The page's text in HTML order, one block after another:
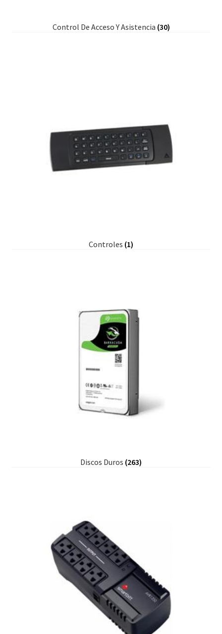
Control De Acceso Y Asistencia (30)
Controles (1)
Discos Duros (263)